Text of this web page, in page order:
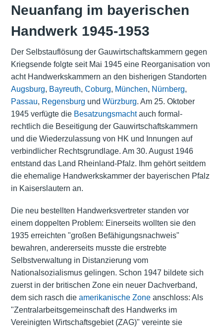
Neuanfang im bayerischen
Handwerk 1945-1953
Der Selbstauflösung der Gauwirtschaftskammern gegen
Kriegsende folgte seit Mai 1945 eine Reorganisation von
acht Handwerkskammern an den bisherigen Standorten
Augsburg, Bayreuth, Coburg, München, Nürnberg,
Passau, Regensburg und Würzburg. Am 25. Oktober
1945 verfügte die Besatzungsmachtauch formal-
rechtlich die Beseitigung der Gauwirtschaftskammern
und die Wiederzulassung von HK und Innungen auf
verbindlicher Rechtsgrundlage. Am 30. August 1946
entstand das Land Rheinland-Pfalz. Ihm gehört seitdem
die ehemalige Handwerkskammer der bayerischen Pfalz
in Kaiserslautern an.
Die neu bestellten Handwerksvertreter standen vor
einem doppelten Problem: Einerseits wollten sie den
1935 erreichten "großen Befähigungsnachweis"
bewahren, andererseits musste die erstrebte
Selbstverwaltung in Distanzierung vom
Nationalsozialismus gelingen. Schon 1947 bildete sich
zuerst in der britischen Zone ein neuer Dachverband,
dem sich rasch die amerikanische Zoneanschloss: Als
"Zentralarbeitsgemeinschaft des Handwerks im
Vereinigten Wirtschaftsgebiet (ZAG)" vereinte sie